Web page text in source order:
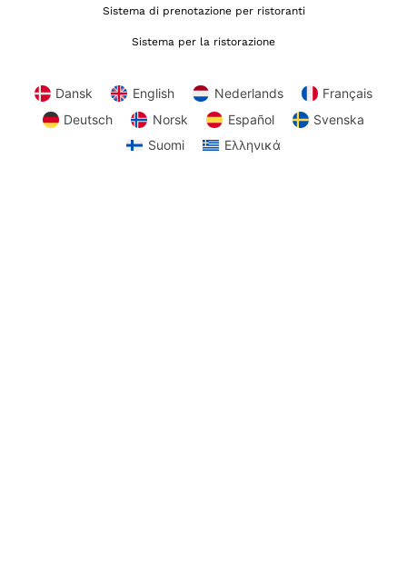
Sistema di prenotazione per ristoranti
Sistema per la ristorazione
Dansk English Nederlands
Français
Deutsch
Norsk Español
Svenska
Suomi
Ελληνικά